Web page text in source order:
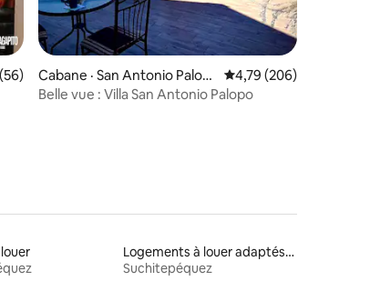
de 4,77 sur 5, 56 commentaires
Cabane · San Antonio Palop
ó
Note moyenne de
4,79 (206)
Belle vue : Villa San Antonio Palopo
Logements à louer adaptés aux animaux
Suchitepéquez